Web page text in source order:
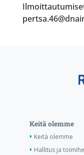
Keitä olemme
Keitä olemme
Hallitus ja